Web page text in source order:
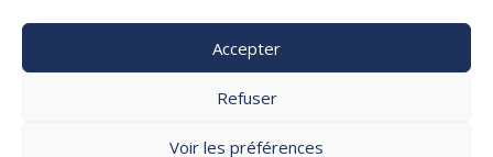
Accepter
Refuser
Voir les préférences
Mentions légales Politique de confidentialité